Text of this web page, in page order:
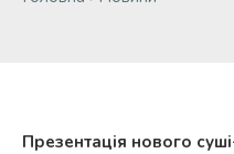
Презентація нового